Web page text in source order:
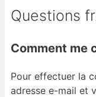
Questions
Comment me
Pour effectuer la
adresse e-mail et